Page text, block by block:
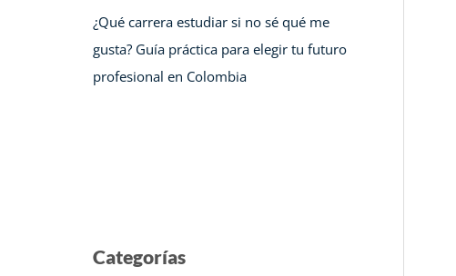
¿Qué carrera estudiar si no sé qué me
gusta? Guía práctica para elegir tu futuro
profesional en Colombia
Categorías